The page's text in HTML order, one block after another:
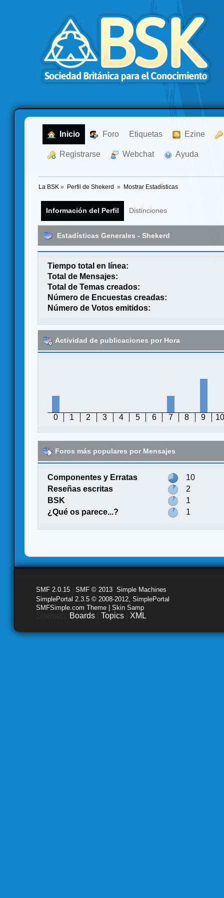
Inicio Foro Etiquetas Ezine
Registrarse Webchat Ayuda
La BSK » Perfil de Shekerd » Mostrar Estadísticas
Información del Perfil Distinciones
Estadísticas Generales - Shekerd
Tiempo total en línea:
Total de Mensajes:
Total de Temas creados:
Número de Encuestas creadas:
Número de Votos emitidos:
Actividad de publicaciones por Hora
0 1 2 3 4 5 6 7 8 9 10
Foros más populares por Mensajes
Componentes y Erratas
10
Reseñas escritas
2
BSK
1
¿Qué os parece...?
1
SMF 2.0.15 SMF © 2013 Simple Machines
SimplePortal 2.3.5 © 2008-2012, SimplePortal
SMFSimple.com Theme | Skin Samp
Boards Topics XML